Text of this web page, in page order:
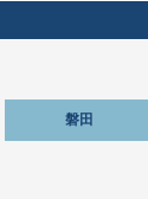
磐田